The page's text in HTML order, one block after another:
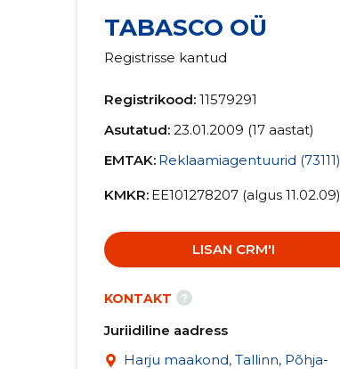
TABASCO OÜ
Registrisse kantud
Registrikood: 11579291
Asutatud: 23.01.2009 (17 aastat)
EMTAK: Reklaamiagentuurid (73111)
KMKR: EE101278207 (algus 11.02.09)
LISAN CRM'I
KONTAKT ?
Juriidiline aadress
Harju maakond, Tallinn, Põhja-